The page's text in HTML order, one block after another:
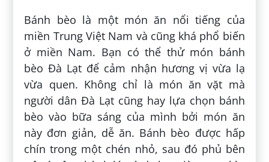
Bánh bèo là một món ăn nổi tiếng của
miền Trung Việt Nam và cũng khá phổ biến
ở miền Nam. Bạn có thể thử món bánh
bèo Đà Lạt để cảm nhận hương vị vừa lạ
vừa quen. Không chỉ là món ăn vặt mà
người dân Đà Lạt cũng hay lựa chọn bánh
bèo vào bữa sáng của mình bởi món ăn
này đơn giản, dễ ăn. Bánh bèo được hấp
chín trong một chén nhỏ, sau đó phủ bên